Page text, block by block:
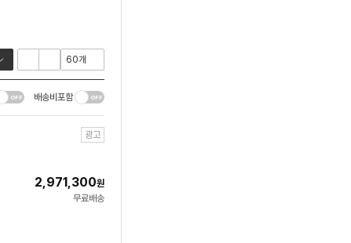
배송비포함
광고
2,971,300원
무료배송